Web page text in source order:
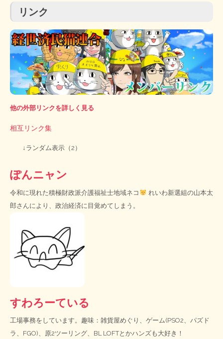
リンク
他の外部リンクを詳しく見る
相互リンク集
↓ランダム表示（2）
ぽんニャン
令和に現れた積極財政派介護福祉士地域ネコ
れいわ新選組の山本太
郎さんにより、政治経済に目覚めてしまう。
すわろーている
工場事務をしています。趣味：雑貨屋めぐり、ゲーム(PSO2、パズド
ラ、FGO)、原2ツーリング、BL LOFTとかハンズも大好き！